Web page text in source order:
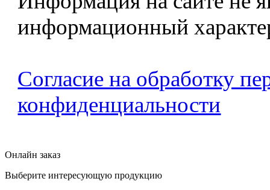
информационный
Согласие на обработку
конфиденциальности
Онлайн заказ
Выберите интересующую продукцию